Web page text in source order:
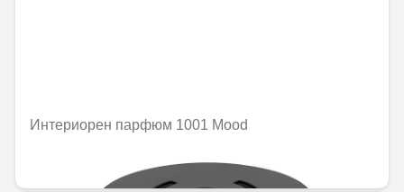
Интериорен парфюм 1001 Mood